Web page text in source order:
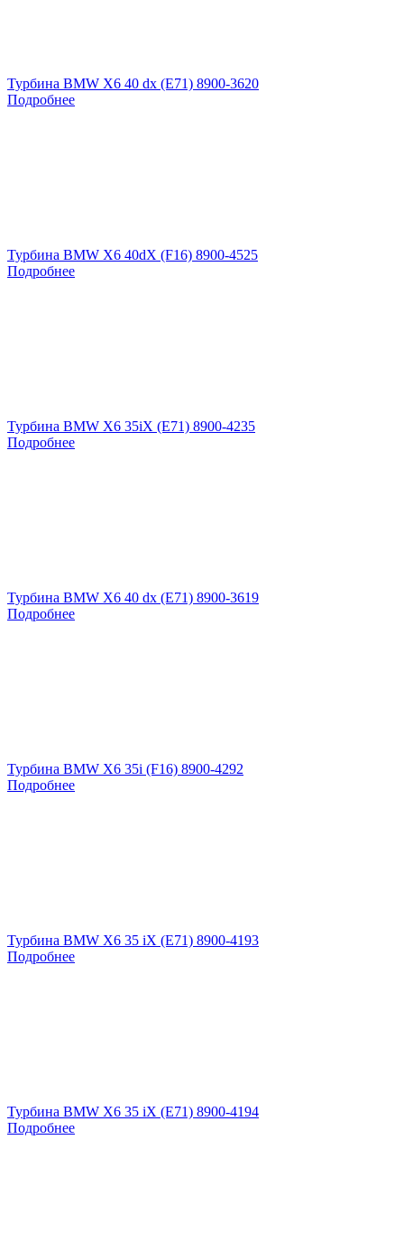
Турбина BMW X6 40 dx (E71) 8900-3620
Подробнее
Турбина BMW X6 40dX (F16) 8900-4525
Подробнее
Турбина BMW X6 35iX (E71) 8900-4235
Подробнее
Турбина BMW X6 40 dx (E71) 8900-3619
Подробнее
Турбина BMW X6 35i (F16) 8900-4292
Подробнее
Турбина BMW X6 35 iX (E71) 8900-4193
Подробнее
Турбина BMW X6 35 iX (E71) 8900-4194
Подробнее